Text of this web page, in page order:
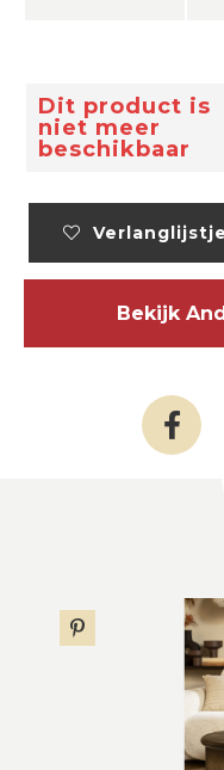
Dit product is
niet meer
beschikbaar
Verlanglijstje
Bekijk